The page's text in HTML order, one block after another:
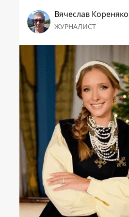
Вячеслав Кореняко
ЖУРНАЛИСТ